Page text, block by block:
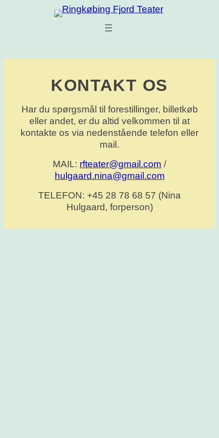
KONTAKT OS
Har du spørgsmål til forestillinger, billetkøb
eller andet, er du altid velkommen til at
kontakte os via nedenstående telefon eller
mail.
MAIL: rfteater@gmail.com /
hulgaard.nina@gmail.com
TELEFON: +45 28 78 68 57 (Nina
Hulgaard, forperson)